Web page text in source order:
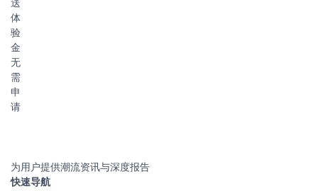
送
体
验
金
无
需
申
请
为用户提供潮流资讯与深度报告
快速导航